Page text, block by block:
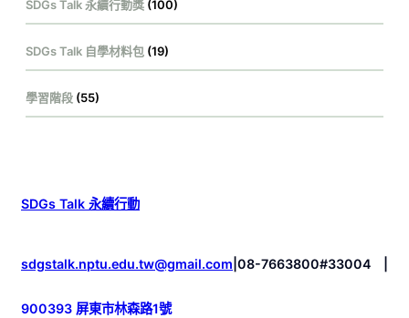
SDGs Talk 永續行動獎 (100)
SDGs Talk 自學材料包 (19)
學習階段 (55)
SDGs Talk 永續行動
sdgstalk.nptu.edu.tw@gmail.com 08-7663800#33004
900393 屏東市林森路1號